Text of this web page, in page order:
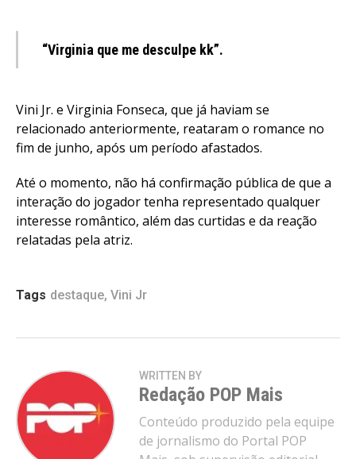
“Virginia que me desculpe kk”.
Vini Jr. e Virginia Fonseca, que já haviam se
relacionado anteriormente, reataram o romance no
fim de junho, após um período afastados.
Até o momento, não há confirmação pública de que a
interação do jogador tenha representado qualquer
interesse romântico, além das curtidas e da reação
relatadas pela atriz.
Tags destaque, Vini Jr
WRITTEN BY
Redação POP Mais
Conteúdo produzido pela equipe
de jornalismo do Portal POP